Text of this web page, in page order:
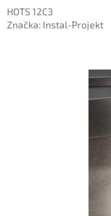
HOTS 12C3
Značka: Instal-Projekt